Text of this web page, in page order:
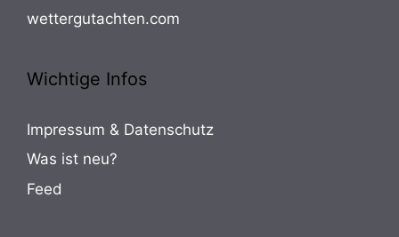
wettergutachten.com
Wichtige Infos
Impressum & Datenschutz
Was ist neu?
Feed